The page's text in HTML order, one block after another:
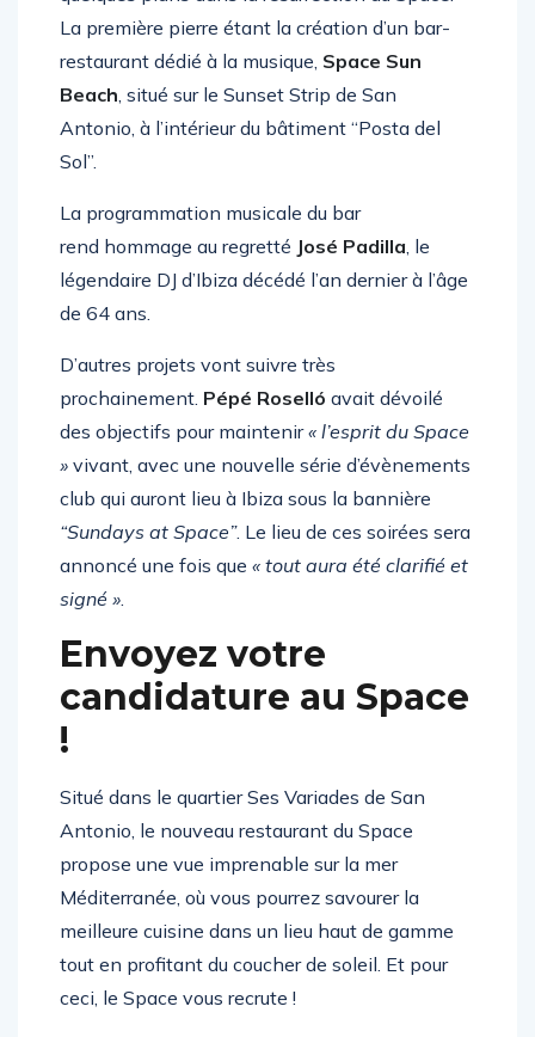
quelques plans dans la résurrection du Space.
La première pierre étant la création d’un bar-
restaurant dédié à la musique,Space Sun
Beach, situé sur le Sunset Strip de San
Antonio, à l’intérieur du bâtiment “Posta del
La programmation musicale du bar
rend hommage au regrettéJosé Padilla, le
légendaire DJ d’Ibiza décédé l’an dernier à l’âge
D’autres projets vont suivre très
prochainement.Pépé Rosellóavait dévoilé
des objectifs pour maintenir« l’esprit du Space
»vivant, avec une nouvelle série d’évènements
club qui auront lieu à Ibiza sous la bannière
“Sundays at Space”. Le lieu de ces soirées sera
annoncé une fois que
Envoyez votre
candidature au Space
!
Situé dans le quartier Ses Variades de San
Antonio, le nouveau restaurant du Space
propose une vue imprenable sur la mer
Méditerranée, où vous pourrez savourer la
meilleure cuisine dans un lieu haut de gamme
tout en profitant du coucher de soleil. Et pour